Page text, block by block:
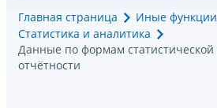
Главная страница
Иные
Статистика и аналитика
Данные по формам статистической
отчётности